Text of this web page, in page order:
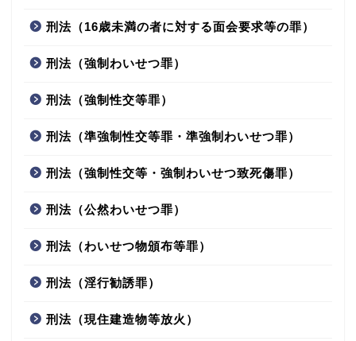
刑法（16歳未満の者に対する面会要求等の罪）
刑法（強制わいせつ罪）
刑法（強制性交等罪）
刑法（準強制性交等罪・準強制わいせつ罪）
刑法（強制性交等・強制わいせつ致死傷罪）
刑法（公然わいせつ罪）
刑法（わいせつ物頒布等罪）
刑法（淫行勧誘罪）
刑法（現住建造物等放火）